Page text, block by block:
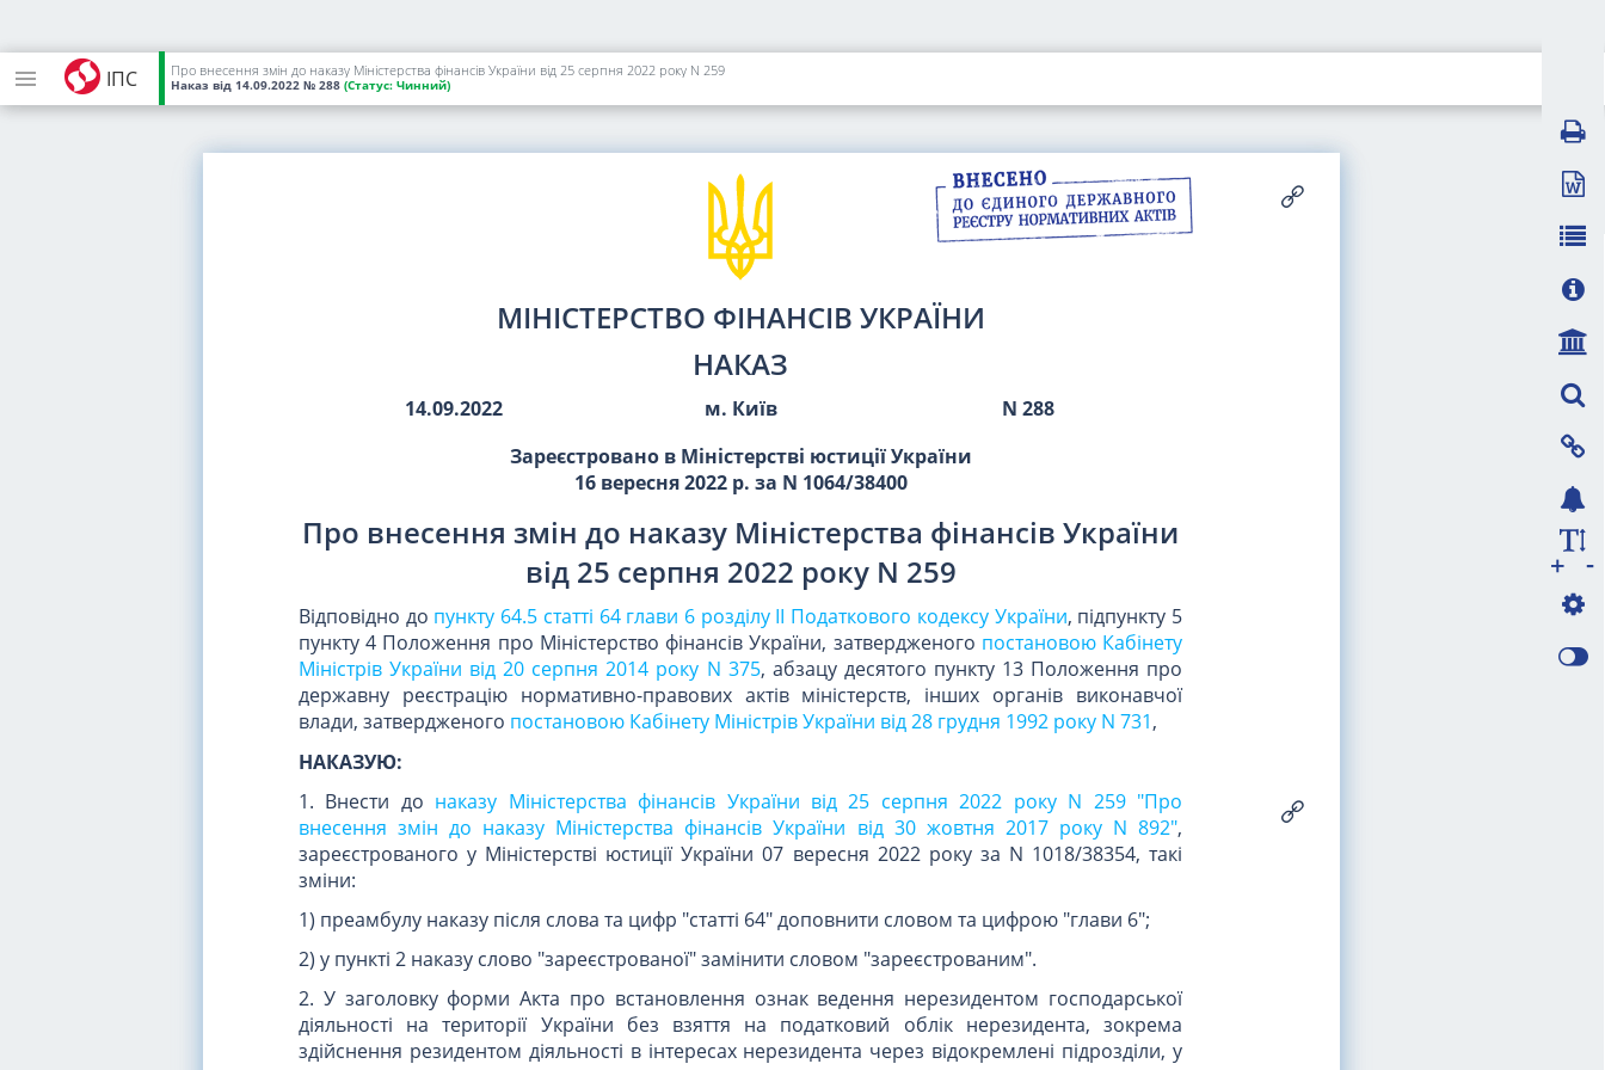
ІПС Про внесення змін до наказу Міністерства фінансів України від 25 серпня 2022 року N 259
Наказ від 14.09.2022 № 288 (Статус: Чинний)
МІНІСТЕРСТВО ФІНАНСІВ УКРАЇНИ
НАКАЗ
14.09.2022 м. Київ
N 288
Зареєстровано в Міністерстві юстиції України
16 вересня 2022 р. за N 1064/38400
Про внесення змін до наказу Міністерства фінансів України
від 25 серпня 2022 року N 259
Відповідно до пункту 64.5 статті 64 глави 6 розділу II Податкового кодексу України, підпункту 5
пункту 4 Положення про Міністерство фінансів України, затвердженого постановою Кабінету
Міністрів України від 20 серпня 2014 року N 375, абзацу десятого пункту 13 Положення про
державну реєстрацію нормативно-правових актів міністерств, інших органів виконавчої
влади, затвердженого постановою Кабінету Міністрів України від 28 грудня 1992 року N 731,
НАКАЗУЮ:
1. Внести до наказу Міністерства фінансів України від 25 серпня 2022 року N 259 "Про
внесення змін до наказу Міністерства фінансів України від 30 жовтня 2017 року N 892",
зареєстрованого у Міністерстві юстиції України 07 вересня 2022 року за N 1018/38354, такі
зміни:
1) преамбулу наказу після слова та цифр "статті 64" доповнити словом та цифрою "глави 6";
2) у пункті 2 наказу слово "зареєстрованої" замінити словом "зареєстрованим".
2. У заголовку форми Акта про встановлення ознак ведення нерезидентом господарської
діяльності на території України без взяття на податковий облік нерезидента, зокрема
здійснення резидентом діяльності в інтересах нерезидента через відокремлені підрозділи, у
-
+